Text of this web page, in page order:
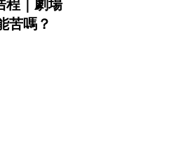
程｜劇場
苦嗎？